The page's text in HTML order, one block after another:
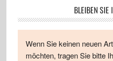
BLEIBEN SIE
Wenn Sie keinen neuen
möchten, tragen Sie bitte